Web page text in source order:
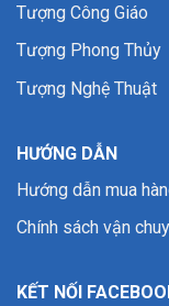
Tượng Công Giáo
Tượng Phong Thủy
Tượng Nghệ Thuật
HƯỚNG DẪN
Hướng dẫn mua
Chính sách vận
KẾT NỐI